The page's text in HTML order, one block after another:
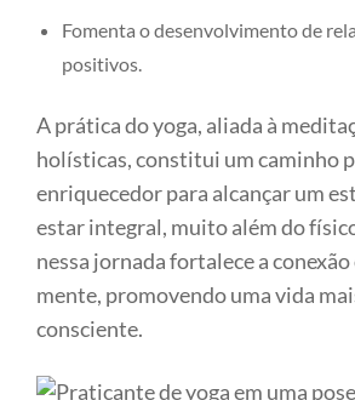
Fomenta o desenvolvimento de
positivos.
A prática do yoga, aliada à
holísticas, constitui um caminho
enriquecedor para alcançar um
estar integral, muito além do
nessa jornada fortalece a
mente, promovendo uma vida
consciente.